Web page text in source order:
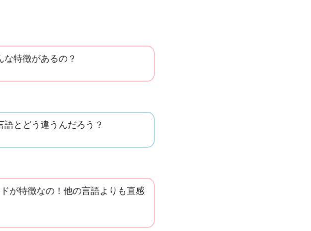
特徴があるの？
とどう違うんだろう？
が特徴なの！他の言語よりも直感